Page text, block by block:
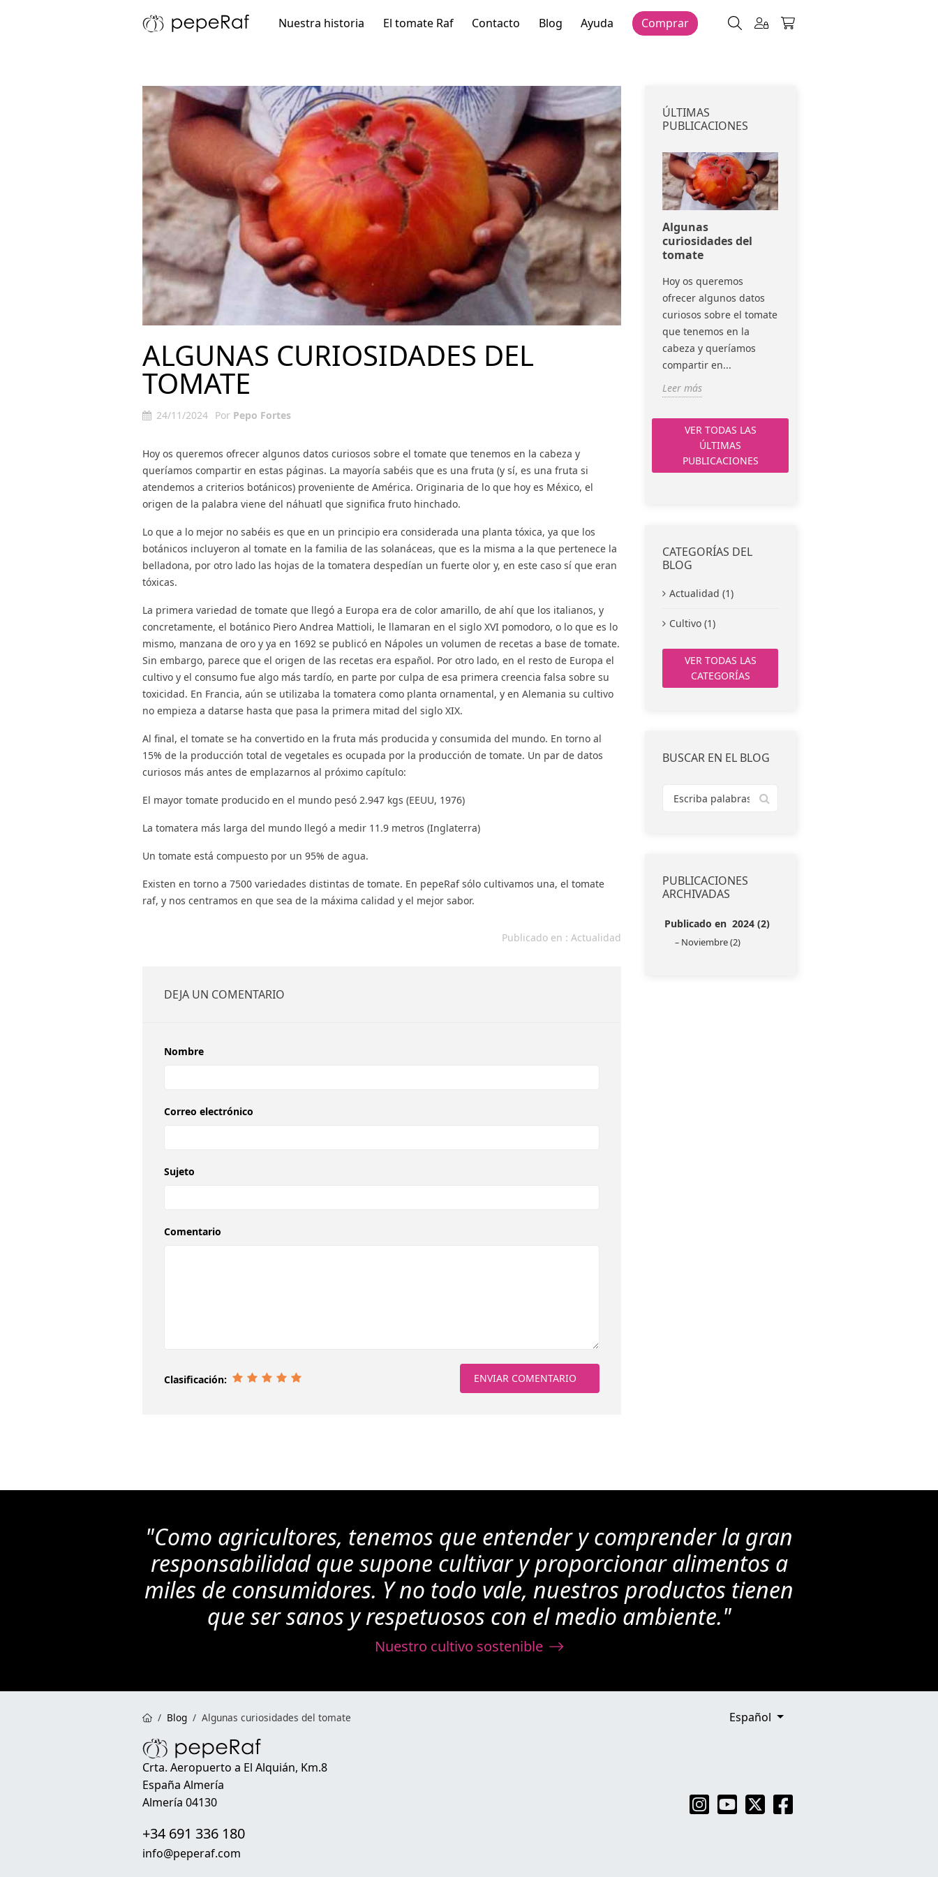
Nuestra historia El tomate Raf Contacto Blog Ayuda Comprar
ALGUNAS CURIOSIDADES DEL
TOMATE
24/11/2024 Por Pepo Fortes
Hoy os queremos ofrecer algunos datos curiosos sobre el tomate que tenemos en la cabeza y
queríamos compartir en estas páginas. La mayoría sabéis que es una fruta (y sí, es una fruta si
atendemos a criterios botánicos) proveniente de América. Originaria de lo que hoy es México, el
origen de la palabra viene del náhuatl que significa fruto hinchado.
Lo que a lo mejor no sabéis es que en un principio era considerada una planta tóxica, ya que los
botánicos incluyeron al tomate en la familia de las solanáceas, que es la misma a la que pertenece la
belladona, por otro lado las hojas de la tomatera despedían un fuerte olor y, en este caso sí que eran
tóxicas.
La primera variedad de tomate que llegó a Europa era de color amarillo, de ahí que los italianos, y
concretamente, el botánico Piero Andrea Mattioli, le llamaran en el siglo XVI pomodoro, o lo que es lo
mismo, manzana de oro y ya en 1692 se publicó en Nápoles un volumen de recetas a base de tomate.
Sin embargo, parece que el origen de las recetas era español. Por otro lado, en el resto de Europa el
cultivo y el consumo fue algo más tardío, en parte por culpa de esa primera creencia falsa sobre su
toxicidad. En Francia, aún se utilizaba la tomatera como planta ornamental, y en Alemania su cultivo
no empieza a datarse hasta que pasa la primera mitad del siglo XIX.
Al final, el tomate se ha convertido en la fruta más producida y consumida del mundo. En torno al
15% de la producción total de vegetales es ocupada por la producción de tomate. Un par de datos
curiosos más antes de emplazarnos al próximo capítulo:
El mayor tomate producido en el mundo pesó 2.947 kgs (EEUU, 1976)
La tomatera más larga del mundo llegó a medir 11.9 metros (Inglaterra)
Un tomate está compuesto por un 95% de agua.
Existen en torno a 7500 variedades distintas de tomate. En pepeRaf sólo cultivamos una, el tomate
raf, y nos centramos en que sea de la máxima calidad y el mejor sabor.
Publicado en : Actualidad
DEJA UN COMENTARIO
Nombre
Correo electrónico
Sujeto
Comentario
Clasificación:
ÚLTIMAS
PUBLICACIONES
Algunas
curiosidades del
Hoy os queremos
ofrecer algunos datos
curiosos sobre el tomate
cabeza y queríamos
compartir en...
Cultivo de Tomate
Raf
Os damos la bienvenida
a una nueva categoría
de nuestro blog, donde
trataremos de
Algunas
curiosidades del
tomate
Hoy os queremos
ofrecer algunos datos
curiosos sobre el tomate
que tenemos en la
cabeza y queríamos
compartir en...
Leer más
VER TODAS LAS
ÚLTIMAS
PUBLICACIONES
CATEGORÍAS DEL
BLOG
Actualidad (1)
Cultivo (1)
VER TODAS LAS
CATEGORÍAS
BUSCAR EN EL BLOG
PUBLICACIONES
ARCHIVADAS
Publicado en 2024 (2)
Noviembre (2)
"Como agricultores, tenemos que entender y comprender la gran
responsabilidad que supone cultivar y proporcionar alimentos a
miles de consumidores. Y no todo vale, nuestros productos tienen
que ser sanos y respetuosos con el medio ambiente."
Nuestro cultivo sostenible
Blog Algunas curiosidades del tomate Español
Crta. Aeropuerto a El Alquián, Km.8
España Almería
Almería 04130
+34 691 336 180
info@peperaf.com
Twitter
YouTube
Instagram